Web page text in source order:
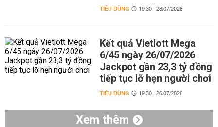
TIÊU DÙNG 19:30 | 28/07/2026
Kết quả Vietlott Mega
6/45 ngày 26/07/2026
Jackpot gần 23,3 tỷ đồng
tiếp tục lỡ hẹn người chơi
TIÊU DÙNG 19:30 | 26/07/2026
Xem thêm